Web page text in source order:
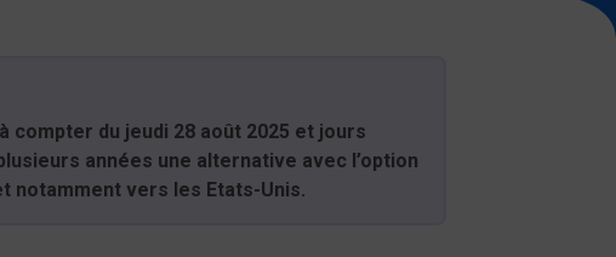
compter du jeudi 28 août 2025 et jours
années une alternative avec l’option
notamment vers les Etats-Unis.